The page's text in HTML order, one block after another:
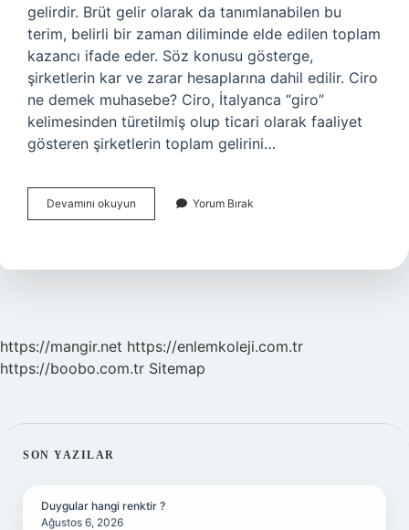
gelirdir. Brüt gelir olarak da tanımlanabilen bu
terim, belirli bir zaman diliminde elde edilen toplam
kazancı ifade eder. Söz konusu gösterge,
şirketlerin kar ve zarar hesaplarına dahil edilir. Ciro
ne demek muhasebe? Ciro, İtalyanca “giro”
kelimesinden türetilmiş olup ticari olarak faaliyet
gösteren şirketlerin toplam gelirini…
Devamını okuyun
Hangi
Yorum Bırak
https://mangir.net https://enlemkoleji.com.tr
https://boobo.com.tr Sitemap
SIDEBAR
SON YAZILAR
Duygular hangi renktir ?
Ağustos 6, 2026